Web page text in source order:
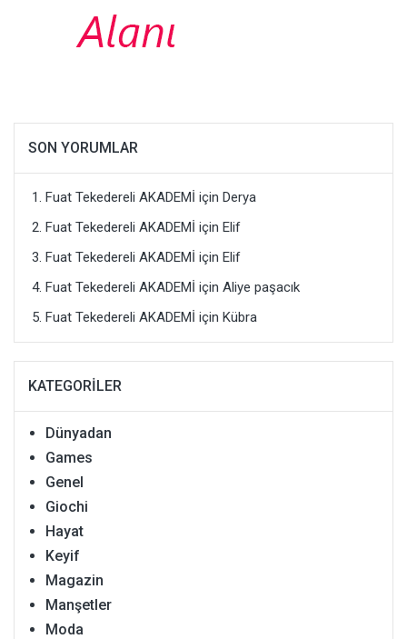
SON YORUMLAR
Fuat Tekedereli AKADEMİ için Derya
Fuat Tekedereli AKADEMİ için Elif
Fuat Tekedereli AKADEMİ için Elif
Fuat Tekedereli AKADEMİ için Aliye paşacık
Fuat Tekedereli AKADEMİ için Kübra
KATEGORILER
Dünyadan
Games
Genel
Giochi
Hayat
Keyif
Magazin
Manşetler
Moda